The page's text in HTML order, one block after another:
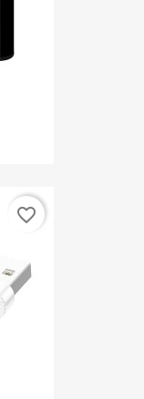
favorite_border